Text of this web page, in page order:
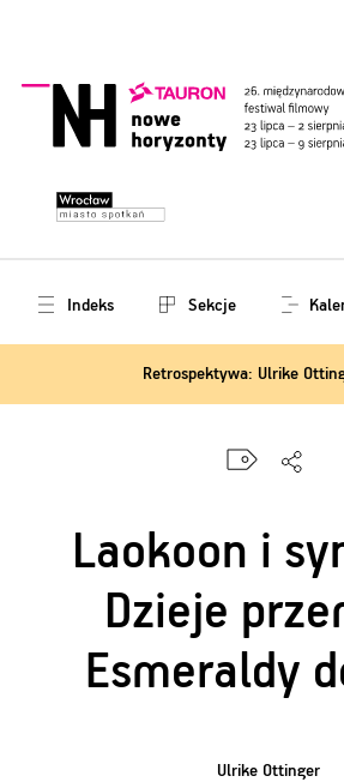
Indeks Sekcje
Retrospektywa: Ulrike
Laokoon i
Dzieje
Esmeraldy
Ulrike Ottinger